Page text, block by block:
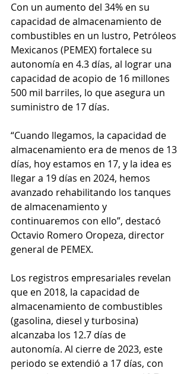
Con un aumento del 34% en su
capacidad de almacenamiento de
combustibles en un lustro, Petróleos
Mexicanos (PEMEX) fortalece su
autonomía en 4.3 días, al lograr una
capacidad de acopio de 16 millones
500 mil barriles, lo que asegura un
suministro de 17 días.
“Cuando llegamos, la capacidad de
almacenamiento era de menos de 13
días, hoy estamos en 17, y la idea es
llegar a 19 días en 2024, hemos
avanzado rehabilitando los tanques
de almacenamiento y
continuaremos con ello”, destacó
Octavio Romero Oropeza, director
general de PEMEX.
Los registros empresariales revelan
que en 2018, la capacidad de
almacenamiento de combustibles
(gasolina, diesel y turbosina)
alcanzaba los 12.7 días de
autonomía. Al cierre de 2023, este
periodo se extendió a 17 días, con